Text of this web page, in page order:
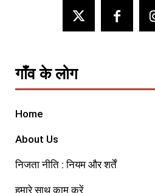
गाँव के लोग
Home
About Us
निजता नीति : नियम और शर्तें
हमारे साथ काम करें